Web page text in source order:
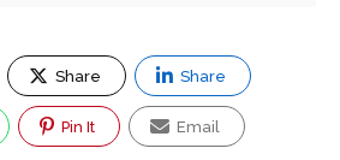
Share Share
Pin It Email